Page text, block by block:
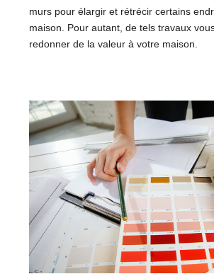
murs pour élargir et rétrécir certains
maison. Pour autant, de tels travaux
redonner de la valeur à votre maison.